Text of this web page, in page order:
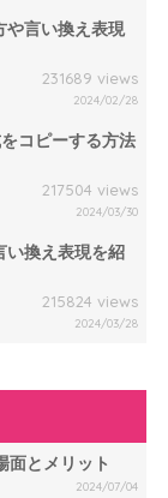
や言い換え表現
231689 views
2024/02/28
コピーする方法
217504 views
2024/03/30
い換え表現を紹
215824 views
2024/03/28
面とメリット
2024/07/04